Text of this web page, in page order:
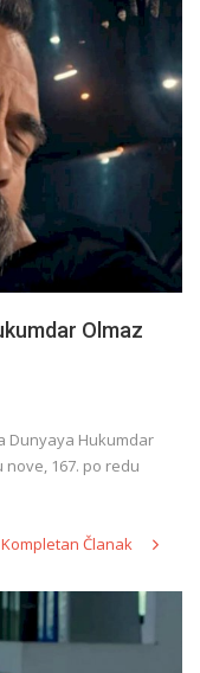
Olmaz
Dunyaya Hukumdar
167. po redu
Kompletan Članak